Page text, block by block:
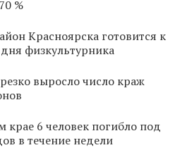
%
Красноярска готовится к
физкультурника
выросло число краж
крае 6 человек погибло под
в течение недели